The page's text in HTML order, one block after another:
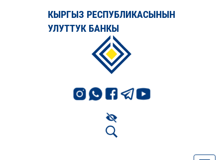
КЫРГЫЗ РЕСПУБЛИКАСЫНЫН
УЛУТТУК БАНКЫ